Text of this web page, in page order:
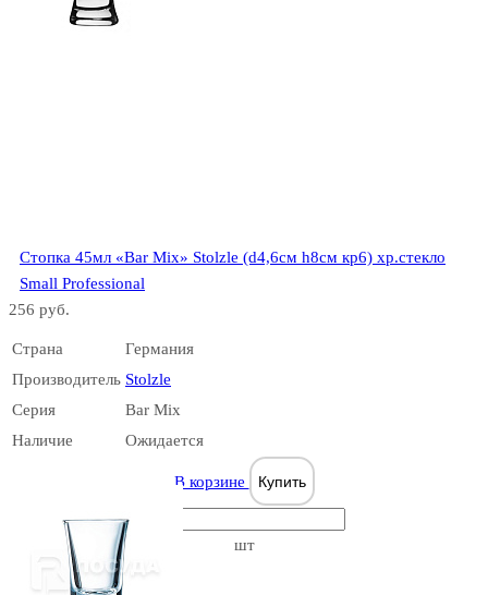
Paris&Iceberg
Стопка 45мл «Bar Mix» Stolzle (d4,6см h8см кр6) хр.стекло
Small Professional
256 руб.
Страна
Германия
Производитель Stolzle
Серия
Bar Mix
Наличие
Ожидается
В корзине Купить
шт